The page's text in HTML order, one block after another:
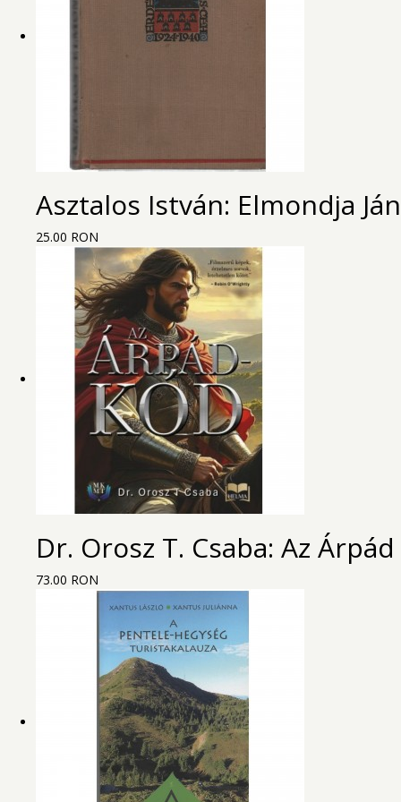
Asztalos István: Elmondja
25.00 RON
Dr. Orosz T. Csaba: Az
73.00 RON